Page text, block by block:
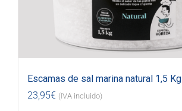
Escamas de sal marina natural 1,5 Kg
23,95€ (IVA incluido)